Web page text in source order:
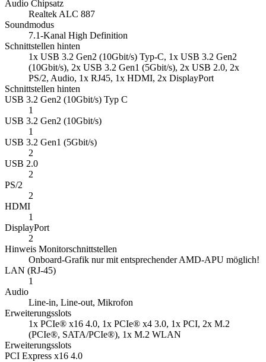
Audio Chipsatz
Realtek ALC 887
Soundmodus
7.1-Kanal High Definition
Schnittstellen hinten
1x USB 3.2 Gen2 (10Gbit/s) Typ-C, 1x USB 3.2 Gen2
(10Gbit/s), 2x USB 3.2 Gen1 (5Gbit/s), 2x USB 2.0, 2x
PS/2, Audio, 1x RJ45, 1x HDMI, 2x DisplayPort
Schnittstellen hinten
USB 3.2 Gen2 (10Gbit/s) Typ C
1
USB 3.2 Gen2 (10Gbit/s)
1
USB 3.2 Gen1 (5Gbit/s)
2
USB 2.0
2
PS/2
2
HDMI
1
DisplayPort
2
Hinweis Monitorschnittstellen
Onboard-Grafik nur mit entsprechender AMD-APU möglich!
LAN (RJ-45)
1
Audio
Line-in, Line-out, Mikrofon
Erweiterungsslots
1x PCIe® x16 4.0, 1x PCIe® x4 3.0, 1x PCI, 2x M.2
(PCIe®, SATA/PCIe®), 1x M.2 WLAN
Erweiterungsslots
PCI Express x16 4.0